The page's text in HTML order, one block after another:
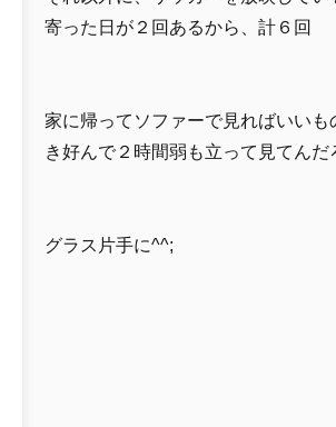
寄った日が２回あるから、計６回
家に帰ってソファーで見ればいいも
き好んで２時間弱も立って見てんだ
グラス片手に^^;